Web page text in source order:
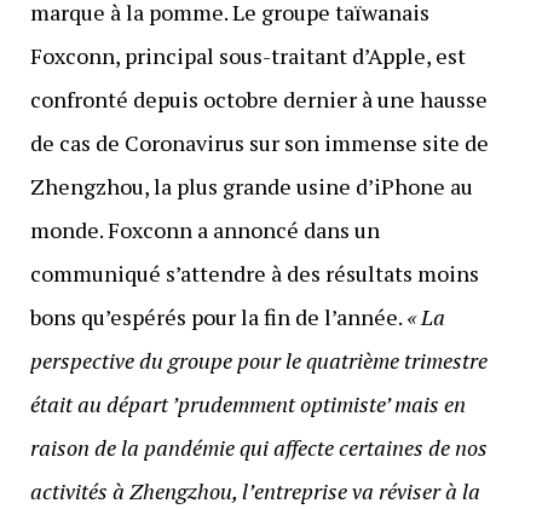
marque à la pomme. Le groupe taïwanais
Foxconn, principal sous-traitant d’Apple, est
confronté depuis octobre dernier à une hausse
de cas de Coronavirus sur son immense site de
Zhengzhou, la plus grande usine d’iPhone au
monde. Foxconn a annoncé dans un
communiqué s’attendre à des résultats moins
bons qu’espérés pour la fin de l’année. « La
perspective du groupe pour le quatrième trimestre
était au départ ’prudemment optimiste’ mais en
raison de la pandémie qui affecte certaines de nos
activités à Zhengzhou, l’entreprise va réviser à la